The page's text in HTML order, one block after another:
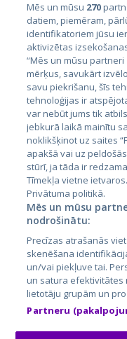
Страны
Эстония
Латвия
Литва
City24.lv
City24.ee
GetaPro.lv
GetaPro.ee
Skelbiu.lt
Autoplius.lt
Aruodas.lt
Mēs un mūsu 270
datiem, piemēram,
identifikatoriem jūsu
aktivizētas
“Mēs un mūsu
mērķus, savukārt
savu piekrišanu, šīs
tehnoloģijas ir
var nebūt jums tik
jebkurā laikā mainītu
noklikšķinot uz saites
apakšā vai uz
stūrī, ja tāda ir
Tīmekļa vietne
Privātuma politikā.
Mēs un mūsu
nodrošinātu:
Precīzas atrašanās
skenēšana
un/vai piekļuve tai.
un satura efektivitātes
lietotāju grupām un
Partneru